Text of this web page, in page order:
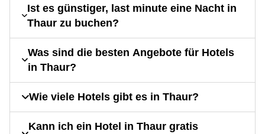
Ist es günstiger, last minute eine Nacht in
Thaur zu buchen?
Was sind die besten Angebote für Hotels
in Thaur?
Wie viele Hotels gibt es in Thaur?
Kann ich ein Hotel in Thaur gratis